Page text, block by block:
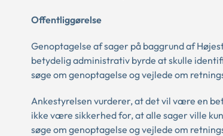
Offentliggørelse
Genoptagelse af sager på baggrund af
betydelig administrativ byrde at skulle
søge om genoptagelse og vejlede om
Ankestyrelsen vurderer, at det vil være en
ikke være sikkerhed for, at alle sager ville
søge om genoptagelse og vejlede om